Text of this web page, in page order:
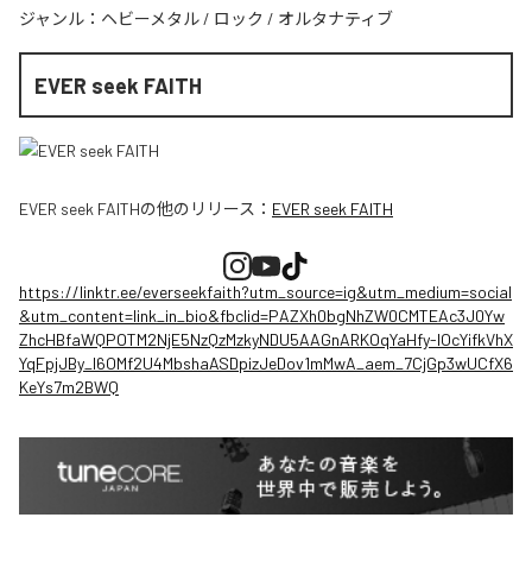
ジャンル： ヘビーメタル / ロック / オルタナティブ
EVER seek FAITH
EVER seek FAITHの他のリリース： EVER seek FAITH
https://linktr.ee/everseekfaith?utm_source=ig&utm_medium=social
&utm_content=link_in_bio&fbclid=PAZXh0bgNhZW0CMTEAc3J0Yw
ZhcHBfaWQPOTM2NjE5NzQzMzkyNDU5AAGnARKOqYaHfy-lOcYifkVhX
YqFpjJBy_l6OMf2U4MbshaASDpizJeDov1mMwA_aem_7CjGp3wUCfX6
KeYs7m2BWQ